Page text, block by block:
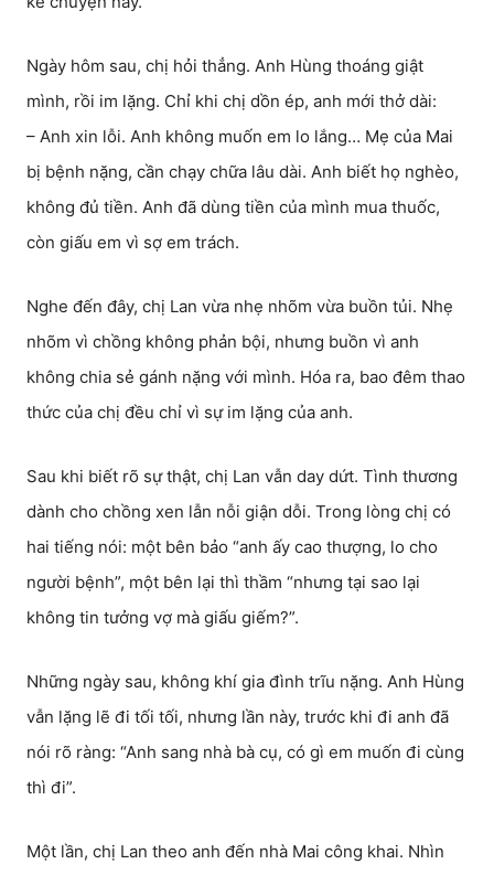
Ngày hôm sau, chị hỏi thẳng. Anh Hùng thoáng giật
mình, rồi im lặng. Chỉ khi chị dồn ép, anh mới thở dài:
– Anh xin lỗi. Anh không muốn em lo lắng… Mẹ của Mai
bị bệnh nặng, cần chạy chữa lâu dài. Anh biết họ nghèo,
không đủ tiền. Anh đã dùng tiền của mình mua thuốc,
còn giấu em vì sợ em trách.
Nghe đến đây, chị Lan vừa nhẹ nhõm vừa buồn tủi. Nhẹ
nhõm vì chồng không phản bội, nhưng buồn vì anh
không chia sẻ gánh nặng với mình. Hóa ra, bao đêm thao
thức của chị đều chỉ vì sự im lặng của anh.
Sau khi biết rõ sự thật, chị Lan vẫn day dứt. Tình thương
dành cho chồng xen lẫn nỗi giận dỗi. Trong lòng chị có
hai tiếng nói: một bên bảo “anh ấy cao thượng, lo cho
người bệnh”, một bên lại thì thầm “nhưng tại sao lại
không tin tưởng vợ mà giấu giếm?”.
Những ngày sau, không khí gia đình trĩu nặng. Anh Hùng
vẫn lặng lẽ đi tối tối, nhưng lần này, trước khi đi anh đã
nói rõ ràng: “Anh sang nhà bà cụ, có gì em muốn đi cùng
thì đi”.
Một lần, chị Lan theo anh đến nhà Mai công khai. Nhìn